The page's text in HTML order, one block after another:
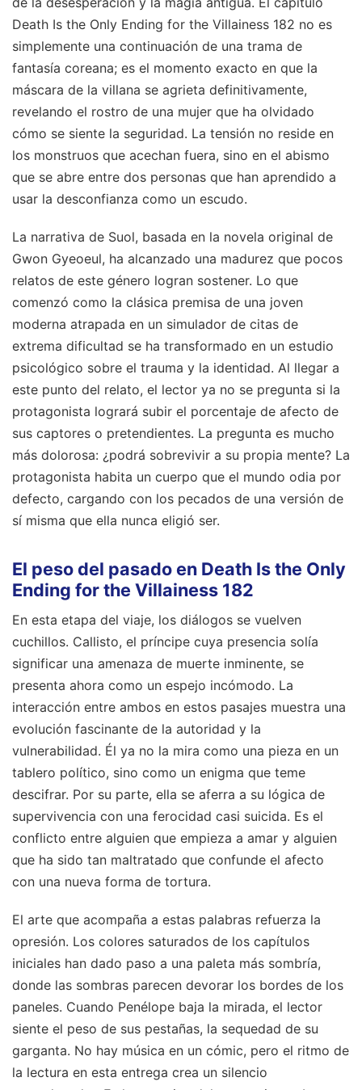
Death Is the Only Ending for the Villainess 182 no es
simplemente una continuación de una trama de
fantasía coreana; es el momento exacto en que la
máscara de la villana se agrieta definitivamente,
revelando el rostro de una mujer que ha olvidado
cómo se siente la seguridad. La tensión no reside en
los monstruos que acechan fuera, sino en el abismo
que se abre entre dos personas que han aprendido a
usar la desconfianza como un escudo.
La narrativa de Suol, basada en la novela original de
Gwon Gyeoeul, ha alcanzado una madurez que pocos
relatos de este género logran sostener. Lo que
comenzó como la clásica premisa de una joven
moderna atrapada en un simulador de citas de
extrema dificultad se ha transformado en un estudio
psicológico sobre el trauma y la identidad. Al llegar a
este punto del relato, el lector ya no se pregunta si la
protagonista logrará subir el porcentaje de afecto de
sus captores o pretendientes. La pregunta es mucho
más dolorosa: ¿podrá sobrevivir a su propia mente? La
protagonista habita un cuerpo que el mundo odia por
defecto, cargando con los pecados de una versión de
sí misma que ella nunca eligió ser.
El peso del pasado en Death Is the Only
Ending for the Villainess 182
En esta etapa del viaje, los diálogos se vuelven
cuchillos. Callisto, el príncipe cuya presencia solía
significar una amenaza de muerte inminente, se
presenta ahora como un espejo incómodo. La
interacción entre ambos en estos pasajes muestra una
evolución fascinante de la autoridad y la
vulnerabilidad. Él ya no la mira como una pieza en un
tablero político, sino como un enigma que teme
descifrar. Por su parte, ella se aferra a su lógica de
supervivencia con una ferocidad casi suicida. Es el
conflicto entre alguien que empieza a amar y alguien
que ha sido tan maltratado que confunde el afecto
con una nueva forma de tortura.
El arte que acompaña a estas palabras refuerza la
opresión. Los colores saturados de los capítulos
iniciales han dado paso a una paleta más sombría,
donde las sombras parecen devorar los bordes de los
paneles. Cuando Penélope baja la mirada, el lector
siente el peso de sus pestañas, la sequedad de su
garganta. No hay música en un cómic, pero el ritmo de
la lectura en esta entrega crea un silencio